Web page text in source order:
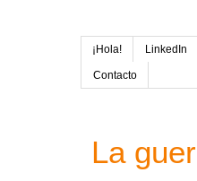
¡Hola! LinkedIn
Contacto
La